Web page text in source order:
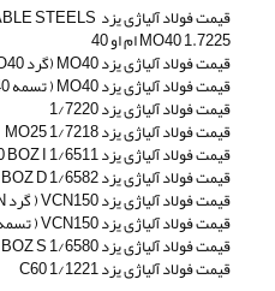
قیمت فولاد آلیاژی یزد HEAT TREATABLE STEELS
1.7225 MO40 ام او 40
قیمت فولاد آلیاژی یزد MO40 (گرد MO40)
قیمت فولاد آلیاژی یزد MO40 ( تسمه MO40 )
قیمت فولاد آلیاژی یزد 1/7220
قیمت فولاد آلیاژی یزد 1/7218 MO25
قیمت فولاد آلیاژی یزد 1/6511 VCN100 BOZ I
قیمت فولاد آلیاژی یزد 1/6582 VCN150 BOZ D
قیمت فولاد آلیاژی یزد VCN150 ( گرد VCN )
قیمت فولاد آلیاژی یزد VCN150 ( تسمه VCN )
قیمت فولاد آلیاژی یزد 1/6580 VCN200 BOZ S
قیمت فولاد آلیاژی یزد 1/1221 C60